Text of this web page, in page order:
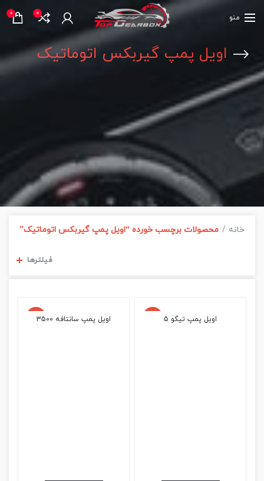
منو 0
0
اویل پمپ گیربکس اتوماتیک
خانه محصولات برچسب خورده “اویل پمپ گیربکس اتوماتیک”
فیلترها
اویل پمپ تیگو 5 اویل پمپ سانتافه 3500